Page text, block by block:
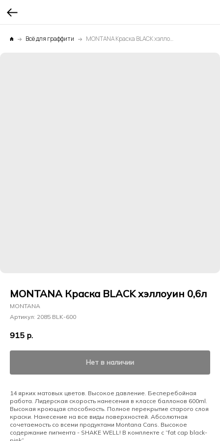
Всё для граффити MONTANA Краска BLACK хэллоуин 0,6л
MONTANA Краска BLACK хэллоуин 0,6л
MONTANA
Артикул: 2085 BLK-600
915 р.
Нет в наличии
14 ярких матовых цветов. Высокое давление. Бесперебойная
работа. Лидерская скорость нанесения в классе баллонов 600ml.
Высокая кроющая способность. Полное перекрытие старого слоя
краски. Нанесение на все виды поверхностей. Абсолютная
сочетаемость со всеми продуктами Montana Cans. Высокое
содержание пигмента - SHAKE WELL! В комплекте с “fat cap black-